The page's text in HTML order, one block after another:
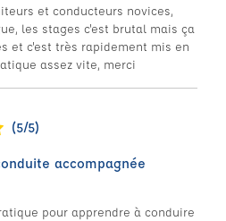
et conducteurs novices,
les stages c'est brutal mais ça
et c'est très rapidement mis en
assez vite, merci
(5/5)
accompagnée
pour apprendre à conduire